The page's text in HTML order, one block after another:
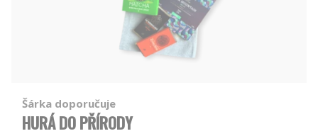
Šárka doporučuje
HURÁ DO PŘÍRODY